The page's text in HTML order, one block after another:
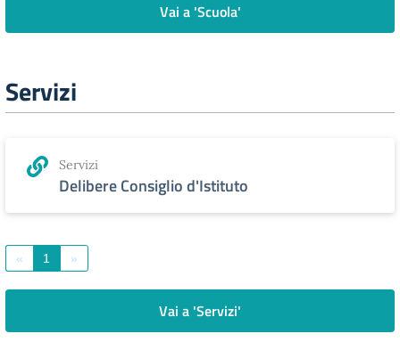
Vai a 'Scuola'
Servizi
Servizi
Delibere Consiglio d'Istituto
« 1 »
Vai a 'Servizi'